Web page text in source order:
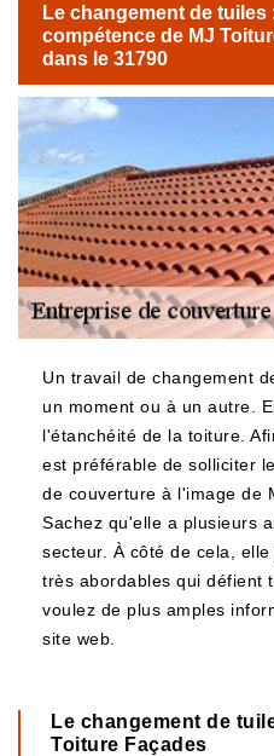
Le changement de tuiles
compétence de MJ
dans le 31790
Un travail de changement
un moment ou à un autre.
l'étanchéité de la toiture.
est préférable de solliciter
de couverture à l'image de
Sachez qu'elle a plusieurs
secteur. À côté de cela,
très abordables qui défient
voulez de plus amples
site web.
Le changement de
Toiture Façades